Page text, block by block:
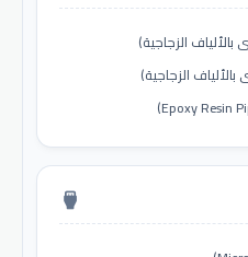
settings_input_hdmi